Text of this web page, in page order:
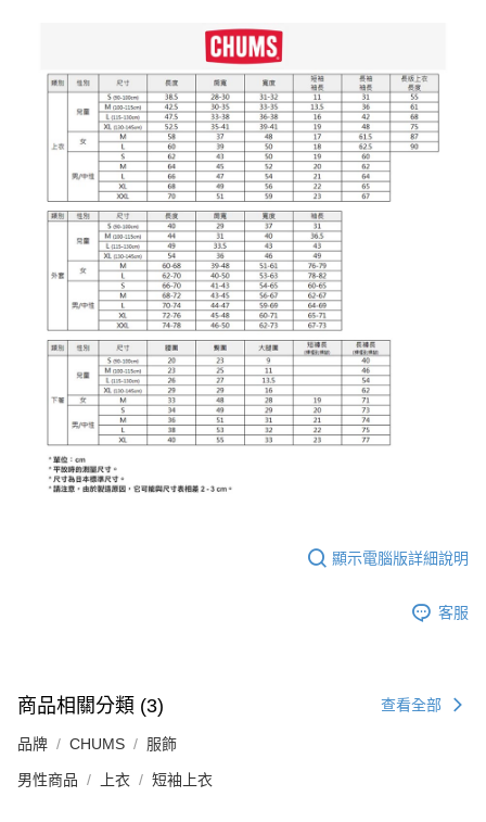
顯示電腦版詳細說明
客服
商品相關分類 (3) 查看全部
品牌 CHUMS 服飾
男性商品 上衣 短袖上衣